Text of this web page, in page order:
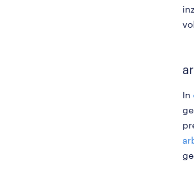
In